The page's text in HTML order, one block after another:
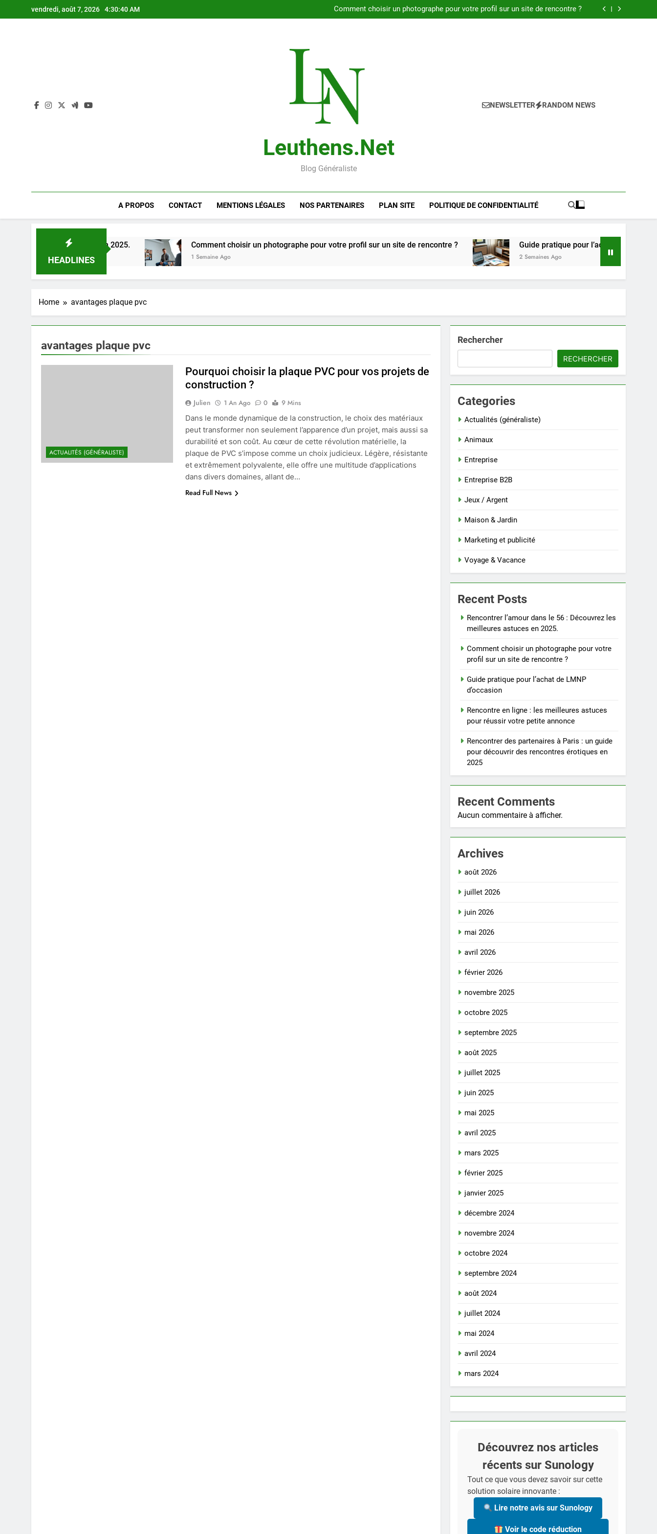
to
vendredi, août 7, 2026 4:30:40 AM
Comment choisir un photographe pour votre profil sur un site de rencontre ?
Guide pratique pour l’achat de LMNP d’occasion
Leuthens.net
Blog Généraliste
NEWSLETTER RANDOM NEWS
A PROPOS CONTACT MENTIONS LÉGALES NOS PARTENAIRES PLAN SITE POLITIQUE DE CONFIDENTIALITÉ
HEADLINES
astuces en 2025. Comment choisir un photographe pour votre profil sur un site de rencontre ?
1 Semaine Ago
Guide pratique pour l’achat de LMNP d’occasion
2 Semaines Ago
Home avantages plaque pvc
avantages plaque pvc
ACTUALITÉS (GÉNÉRALISTE)
Pourquoi choisir la plaque PVC pour vos projets de
construction ?
Julien 1 An Ago 0
9 Mins
Dans le monde dynamique de la construction, le choix des matériaux
peut transformer non seulement l’apparence d’un projet, mais aussi sa
durabilité et son coût. Au cœur de cette révolution matérielle, la
plaque de PVC s’impose comme un choix judicieux. Légère, résistante
et extrêmement polyvalente, elle offre une multitude d’applications
dans divers domaines, allant de…
Read Full News
Rechercher
RECHERCHER
Categories
Actualités (généraliste)
Animaux
Entreprise
Entreprise B2B
Jeux / Argent
Maison & Jardin
Marketing et publicité
Voyage & Vacance
Recent Posts
Rencontrer l’amour dans le 56 : Découvrez les
meilleures astuces en 2025.
Comment choisir un photographe pour votre
profil sur un site de rencontre ?
Guide pratique pour l’achat de LMNP
d’occasion
Rencontre en ligne : les meilleures astuces
pour réussir votre petite annonce
Rencontrer des partenaires à Paris : un guide
pour découvrir des rencontres érotiques en
2025
Recent Comments
Aucun commentaire à afficher.
Archives
août 2026
juillet 2026
juin 2026
mai 2026
avril 2026
février 2026
novembre 2025
octobre 2025
septembre 2025
août 2025
juillet 2025
juin 2025
mai 2025
avril 2025
mars 2025
février 2025
janvier 2025
décembre 2024
novembre 2024
octobre 2024
septembre 2024
août 2024
juillet 2024
mai 2024
avril 2024
mars 2024
Découvrez nos articles
récents sur Sunology
Tout ce que vous devez savoir sur cette
solution solaire innovante :
Lire notre avis sur Sunology
Voir le code réduction